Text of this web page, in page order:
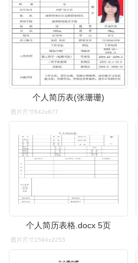
个人简历表(张珊珊)
图片尺寸642x677
个人简历表格.docx 5页
图片尺寸1594x2255